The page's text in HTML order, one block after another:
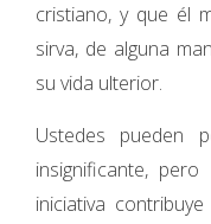
cristiano, y que él
sirva, de alguna
su vida ulterior.
Ustedes pueden
insignificante,
iniciativa